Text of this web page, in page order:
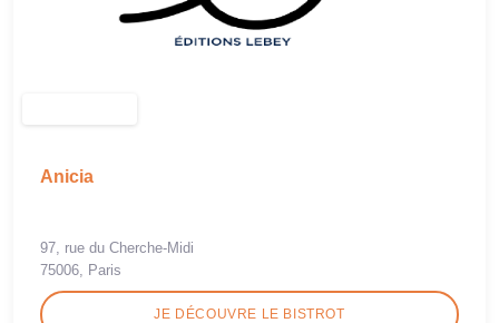
Anicia
97, rue du Cherche-Midi
75006, Paris
JE DÉCOUVRE LE BISTROT